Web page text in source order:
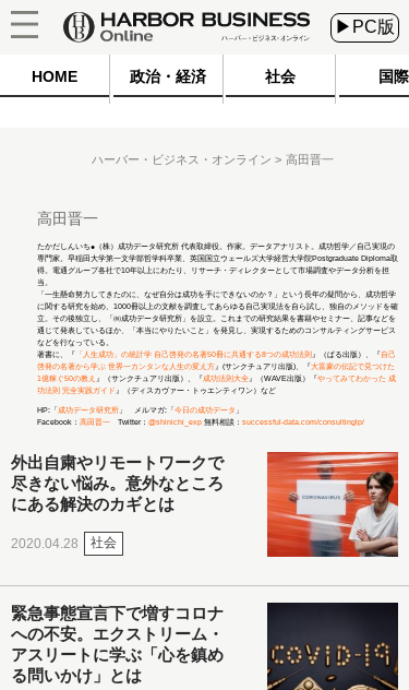
▶PC版
HOME 政治・経済 社会 国際
ハーバー・ビジネス・オンライン 高田晋一
高田晋一
たかだしんいち●（株）成功データ研究所 代表取締役。作家。データアナリスト。成功哲学／自己実現の
専門家。早稲田大学第一文学部哲学科卒業、英国国立ウェールズ大学経営大学院Postgraduate Diploma取
得。電通グループ各社で10年以上にわたり、リサーチ・ディレクターとして市場調査やデータ分析を担
当。
「一生懸命努力してきたのに、なぜ自分は成功を手にできないのか？」という長年の疑問から、成功哲学
に関する研究を始め、1000冊以上の文献を調査してあらゆる自己実現法を自ら試し、独自のメソッドを確
立。その後独立し、「㈱成功データ研究所」を設立。これまでの研究結果を書籍やセミナー、記事などを
通じて発表しているほか、「本当にやりたいこと」を発見し、実現するためのコンサルティングサービス
などを行なっている。
著書に、『 「人生成功」の統計学 自己啓発の名著50冊に共通する8つの成功法則 』（ぱる出版）、『自己
啓発の名著から学ぶ 世界一カンタンな人生の変え方 』(サンクチュアリ出版)、『大富豪の伝記で見つけた
1億稼ぐ50の教え 』（サンクチュアリ出版）、『成功法則大全 』（WAVE出版）『やってみてわかった 成
功法則 完全実践ガイド 』（ディスカヴァー・トゥエンティワン）など
HP:「 成功データ研究所 」 メルマガ:「今日の成功データ 」
Facebook： 高田晋一 Twitter： @shinichi_exp 無料相談： successful-data.com/consultinglp/
外出自粛やリモートワークで
尽きない悩み。意外なところ
にある解決のカギとは
2020.04.28 社会
緊急事態宣言下で増すコロナ
への不安。エクストリーム・
アスリートに学ぶ「心を鎮め
る問いかけ」とは